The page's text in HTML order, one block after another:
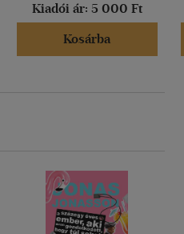
Kiadói ár: 5 000 Ft
Kosárba